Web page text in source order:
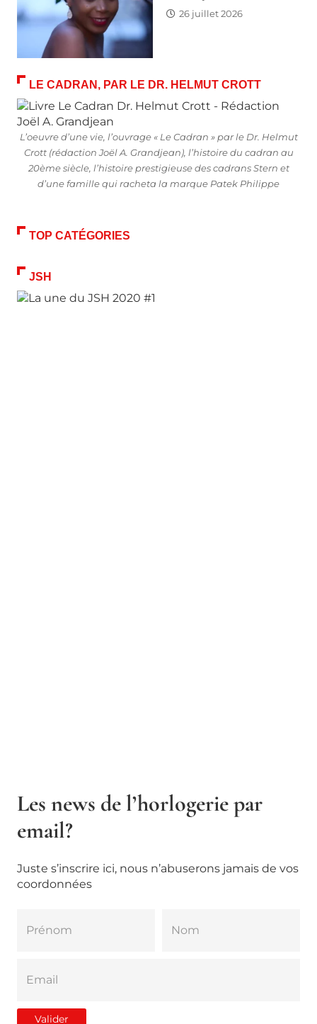
26 juillet 2026
LE CADRAN, PAR LE DR. HELMUT CROTT
L’oeuvre d’une vie, l’ouvrage « Le Cadran » par le Dr. Helmut
Crott (rédaction Joël A. Grandjean), l’histoire du cadran au
20ème siècle, l’histoire prestigieuse des cadrans Stern et
d’une famille qui racheta la marque Patek Philippe
TOP CATÉGORIES
JSH
Les news de l’horlogerie par
email?
Juste s’inscrire ici, nous n’abuserons jamais de vos
coordonnées